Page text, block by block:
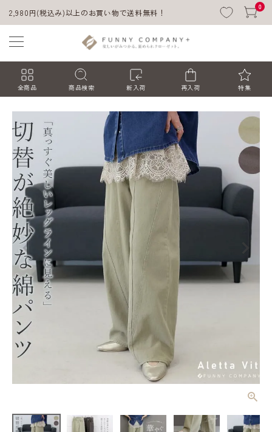
2,980円(税込み)以上のお買い物で送料無料！
0
全商品 商品検索 新入荷 再入荷 特集
ACCOUNT MENU
ようこそ ゲスト 様
ログイン 会員登録
ワイドパンツ